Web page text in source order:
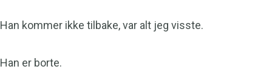
Han kommer ikke tilbake, var alt jeg visste.
Han er borte.